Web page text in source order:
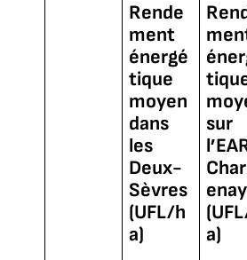
Rende
ment
énergé
tique
moyen
dans
les
Deux-
Sèvres
(UFL/h
a)
sur
enay
a)